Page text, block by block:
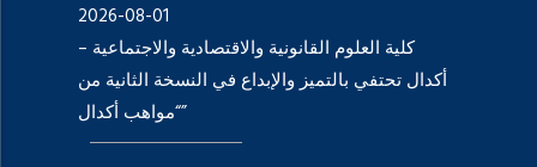
2026-08-01
كلية العلوم القانونية والاقتصادية والاجتماعية –
أكدال تحتفي بالتميز والإبداع في النسخة الثانية من
“مواهب أكدال”